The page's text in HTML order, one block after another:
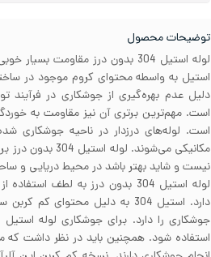
توضیحات محصول
لوله استیل 304 بدون درز مقاومت
دلیل عدم بهره‌گیری از جوشکاری در فرآیند
است. مهم‌ترین برتری آن نیز مقاومت به
است. لوله‌های درزدار در ناحیه جوشکاری
مکانیکی می‌شوند.
نیست و شاید بهتر باشد در محیط دریایی و ساحلی از گرید 316
دارد. استیل 304 به دلیل
استفاده شود. همچنین باید در نظر داشت که